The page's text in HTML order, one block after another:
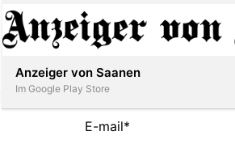
Abonnieren
E-mail*
Anzeiger von Saanen
Im Google Play Store